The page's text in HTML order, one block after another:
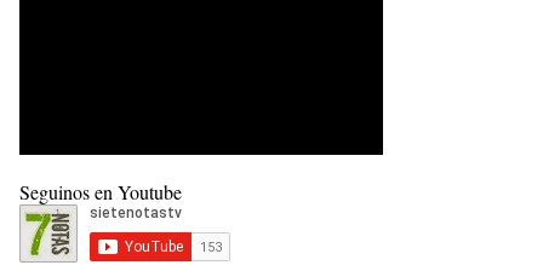
Seguinos en Youtube